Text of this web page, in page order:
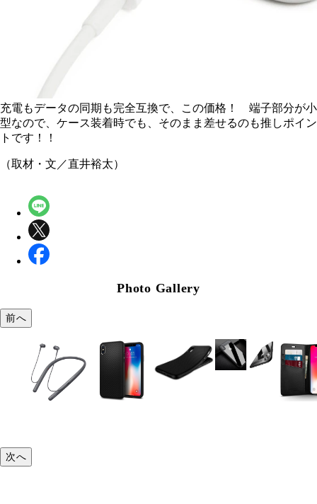
充電もデータの同期も完全互換で、この価格！ 端子部分が小
型なので、ケース装着時でも、そのまま差せるのも推しポイン
トです！！
（取材・文／直井裕太）
Photo Gallery
前へ
次へ